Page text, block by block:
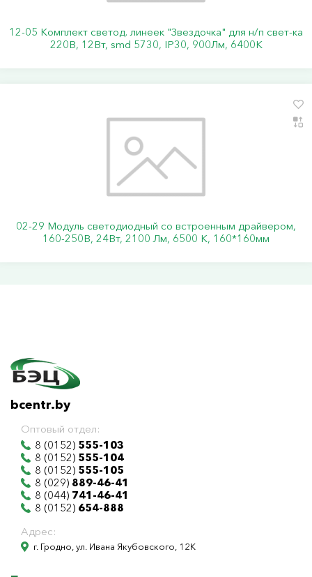
12-05 Комплект светод. линеек "Звездочка" для н/п свет-ка
220В, 12Вт, smd 5730, IP30, 900Лм, 6400К
02-29 Модуль светодиодный со встроенным драйвером,
160-250В, 24Вт, 2100 Лм, 6500 К, 160*160мм
bcentr.by
Оптовый отдел:
8 (0152) 555-103
8 (0152) 555-104
8 (0152) 555-105
8 (029) 889-46-41
8 (044) 741-46-41
8 (0152) 654-888
Адрес:
г. Гродно, ул. Ивана Якубовского, 12К